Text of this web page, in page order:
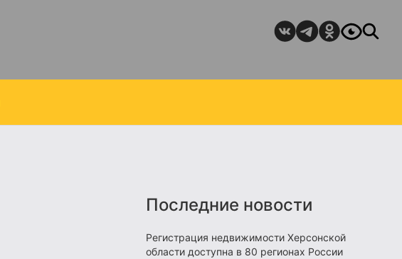
Последние новости
Регистрация недвижимости Херсонской
области доступна в 80 регионах России